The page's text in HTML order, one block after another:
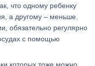
что одному ребенку
а другому – меньше.
обязательно регулярно
с помощью